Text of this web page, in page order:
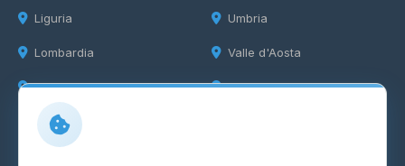
Liguria
Lombardia
Marche
Umbria
Valle d'Aosta
Veneto
Info